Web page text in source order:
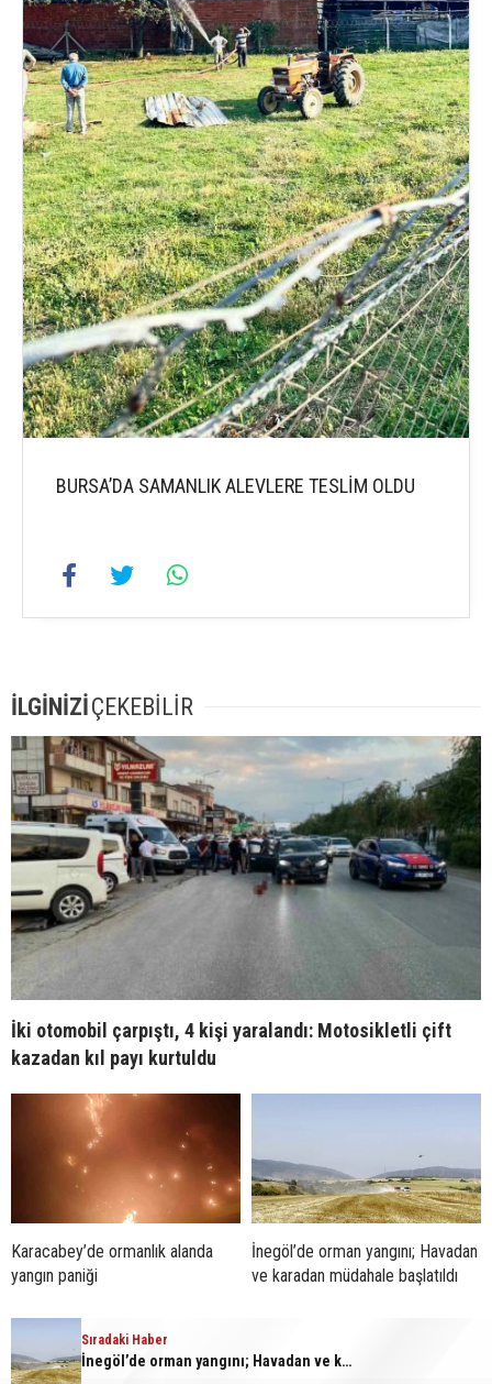
BURSA’DA SAMANLIK ALEVLERE TESLİM OLDU
İLGİNİZİÇEKEBİLİR
İki otomobil çarpıştı, 4 kişi yaralandı: Motosikletli çift
kazadan kıl payı kurtuldu
Karacabey’de ormanlık alanda
yangın paniği
İnegöl’de orman yangını; Havadan
ve karadan müdahale başlatıldı
Sıradaki Haber
İnegöl’de orman yangını; Havadan ve karadan müdahale başlatıldı